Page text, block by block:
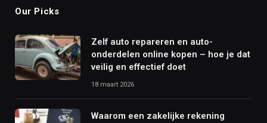
Our Picks
Zelf auto repareren en auto-
onderdelen online kopen – hoe je dat
veilig en effectief doet
18 maart 2026
Waarom een zakelijke rekening